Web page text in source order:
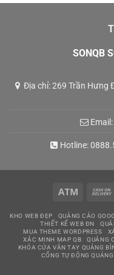
SONQB
Địa chỉ: 269 Trần Hưng
Email:
Hotline:
Atm
KHO WEB ĐẸP QUẢNG CÁO
THIẾT KẾ WEB ĐN
MUA THEME WORDPRESS
XÁC MINH MAP QB
QUẢNG
KHÓA CỬA VÂN TAY QUẢNG
CỔNG TỰ ĐỘNG